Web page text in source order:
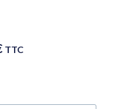
TTC